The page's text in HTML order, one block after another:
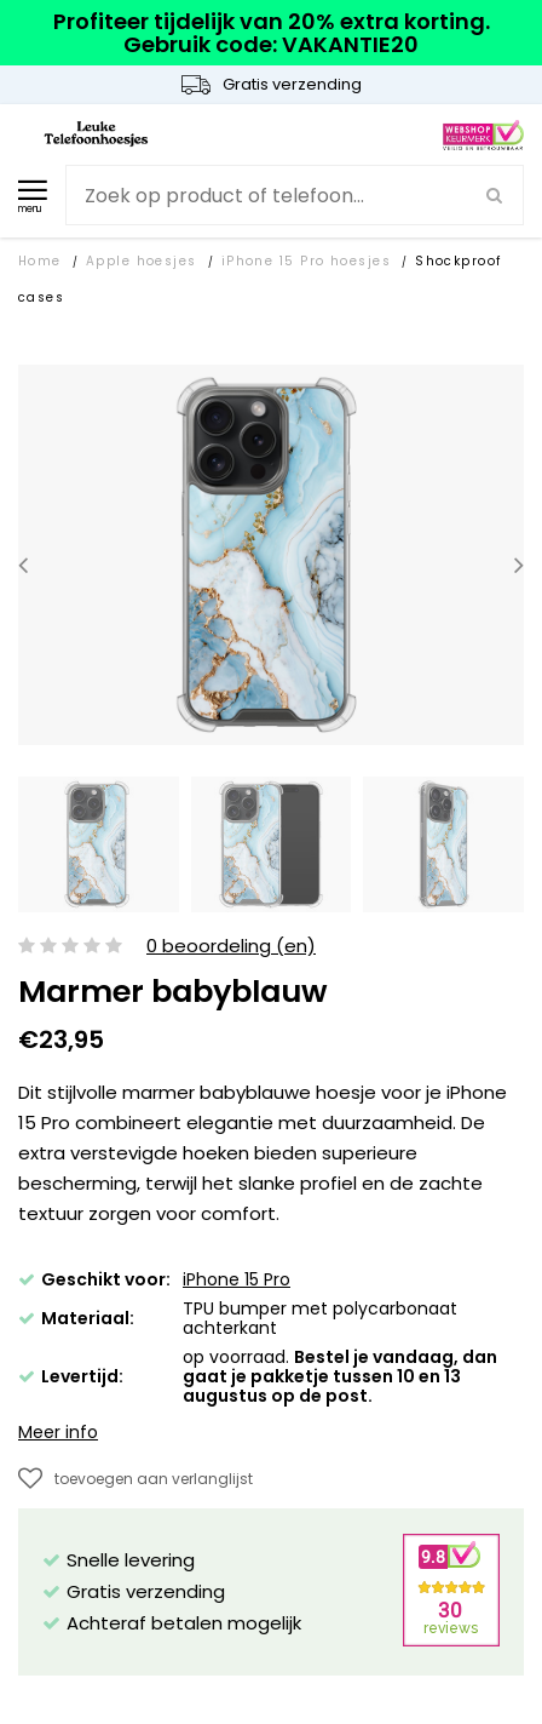
Profiteer tijdelijk van 20% extra korting.
Gebruik code: VAKANTIE20
Gratis verzending
menu
Home / Apple hoesjes / iPhone 15 Pro hoesjes /
Shockproof
cases
0 beoordeling (en)
Marmer babyblauw
€23,95
Dit stijlvolle marmer babyblauwe hoesje voor je iPhone
15 Pro combineert elegantie met duurzaamheid. De
extra verstevigde hoeken bieden superieure
bescherming, terwijl het slanke profiel en de zachte
textuur zorgen voor comfort.
Geschikt voor: iPhone 15 Pro
Materiaal:
TPU bumper met polycarbonaat
achterkant
Levertijd:
op voorraad. Bestel je vandaag, dan
gaat je pakketje tussen 10 en 13
augustus op de post.
Meer info
toevoegen aan verlanglijst
Snelle levering
Gratis verzending
Achteraf betalen mogelijk